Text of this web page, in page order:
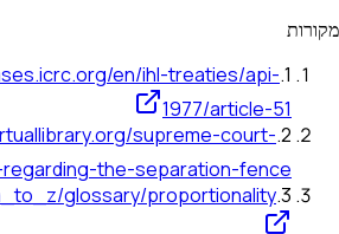
en/ihl-treaties/api-
1977/article-51
supreme-court-
regarding-the-separation-fence
a_to_z/glossary/proportionality